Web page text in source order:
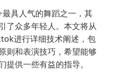
具人气的舞蹈之一，其
了众多年轻人。本文将从
进行详细技术阐述，包
则和表演技巧，希望能够
供一些有益的指导。